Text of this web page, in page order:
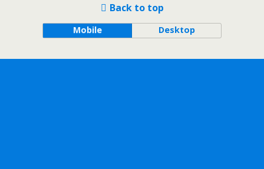
Back to top
Mobile Desktop